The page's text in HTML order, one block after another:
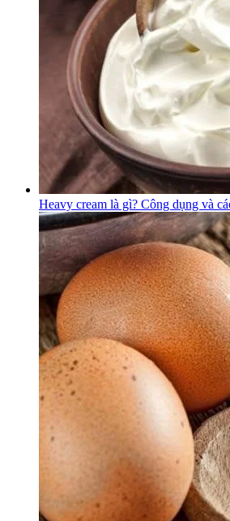
Heavy cream là gì? Công dụng và